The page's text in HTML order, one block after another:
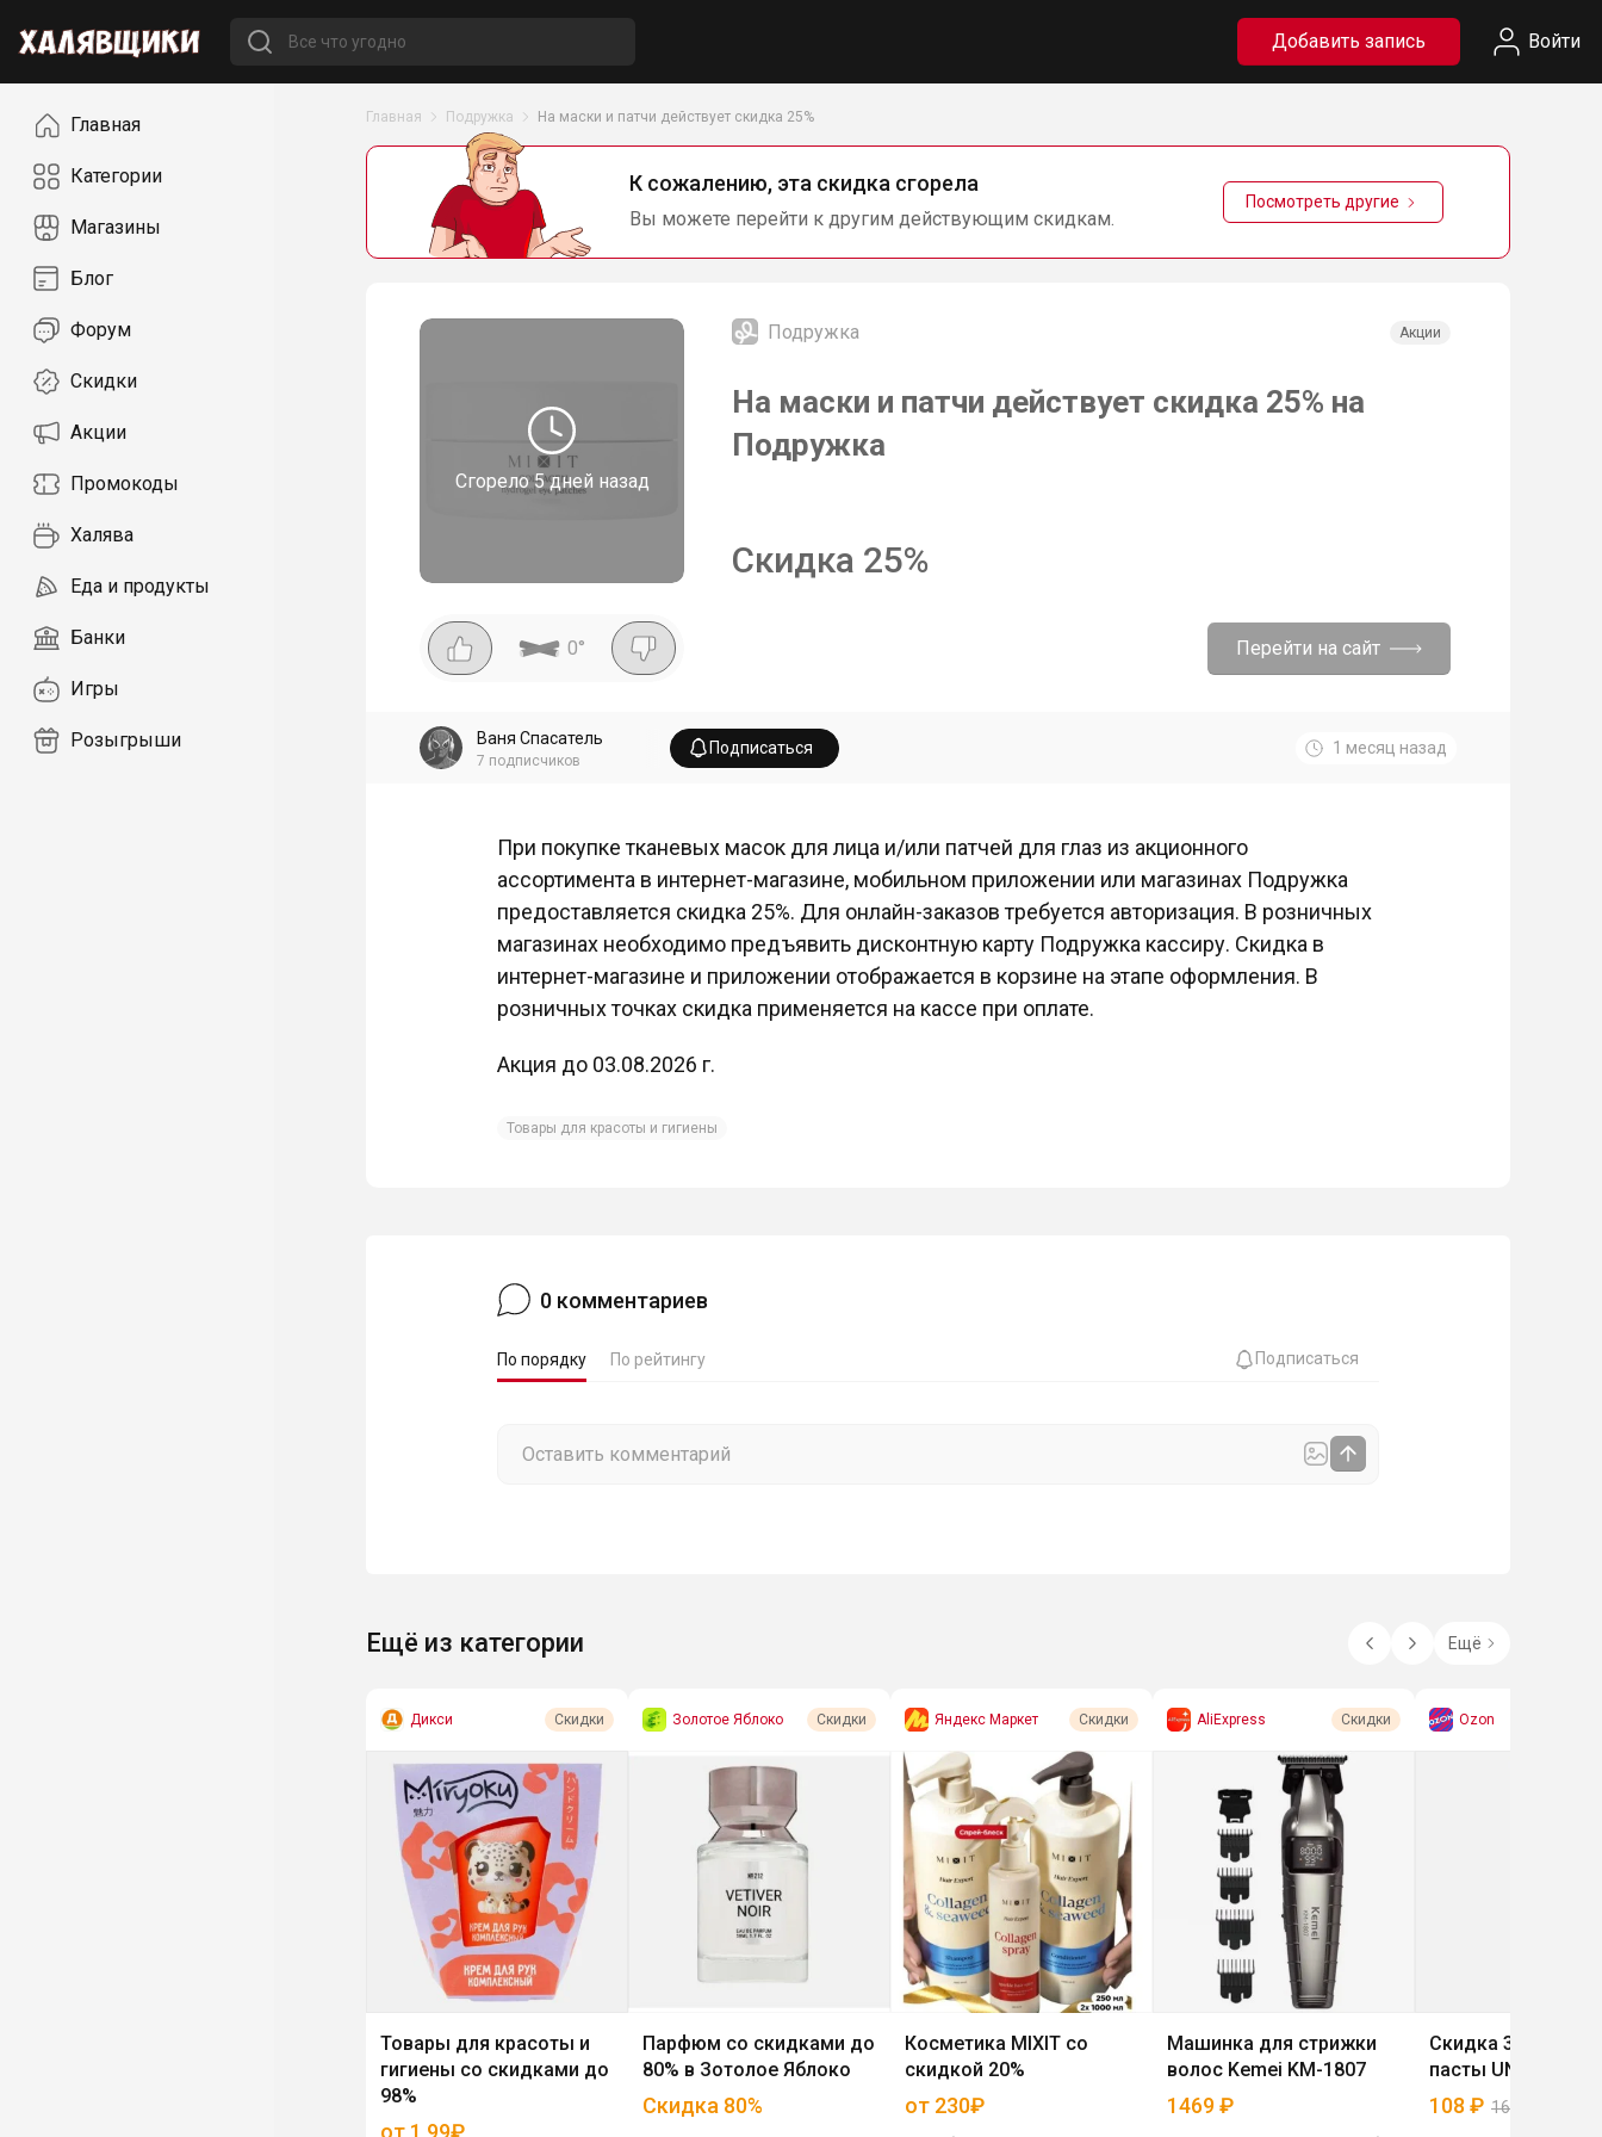
Добавить запись Войти
НавигацияГлавная
Категории
Магазины
Блог
Форум
Скидки
Акции
Промокоды
Халява
Еда и продукты
Банки
Игры
Розыгрыши
Главная Подружка На маски и патчи действует скидка 25%
К сожалению, эта скидка сгорела
Вы можете перейти к другим действующим скидкам.
Посмотреть другие
Сгорело5 дней назад
Подружка Акции
На маски и патчи действует скидка 25% на
Подружка
Скидка 25%
0° Перейти на сайт
Ваня Спасатель
7 подписчиков
Подписаться 1 месяц назад
При покупке тканевых масок для лица и/или патчей для глаз из акционного
ассортимента в интернет-магазине, мобильном приложении или магазинах Подружка
предоставляется скидка 25%. Для онлайн-заказов требуется авторизация. В розничных
магазинах необходимо предъявить дисконтную карту Подружка кассиру. Скидка в
интернет-магазине и приложении отображается в корзине на этапе оформления. В
розничных точках скидка применяется на кассе при оплате.
Акция до 03.08.2026 г.
Товары для красоты и гигиены
0 комментариев
По порядку По рейтингу Подписаться
Ещё из категории Ещё
Дикси Скидки
Товары для красоты и
гигиены со скидками до
98%
от 1,99₽
Золотое Яблоко Скидки
Парфюм со скидками до
80% в Зотолое Яблоко
Скидка 80%
Яндекс Маркет Скидки
Косметика MIXIT со
скидкой 20%
от 230₽
AliExpress Скидки
Машинка для стрижки
волос Kemei KM-1807
1469₽
Ozon
Скидка 35% на
пасты UNICOOL
108 ₽ 166